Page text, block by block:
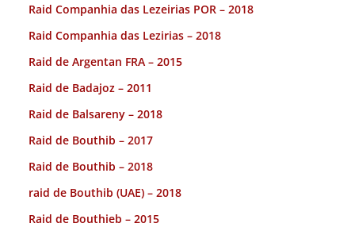
Raid Companhia das Lezeirias POR – 2018
Raid Companhia das Lezirias – 2018
Raid de Argentan FRA – 2015
Raid de Badajoz – 2011
Raid de Balsareny – 2018
Raid de Bouthib – 2017
Raid de Bouthib – 2018
raid de Bouthib (UAE) – 2018
Raid de Bouthieb – 2015